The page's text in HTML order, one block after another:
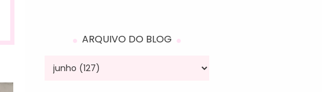
ARQUIVO DO BLOG